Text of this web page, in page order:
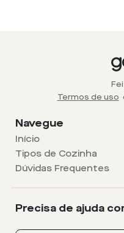
Termos de uso
Navegue
Início
Tipos de Cozinha
Dúvidas Frequentes
Precisa de ajuda